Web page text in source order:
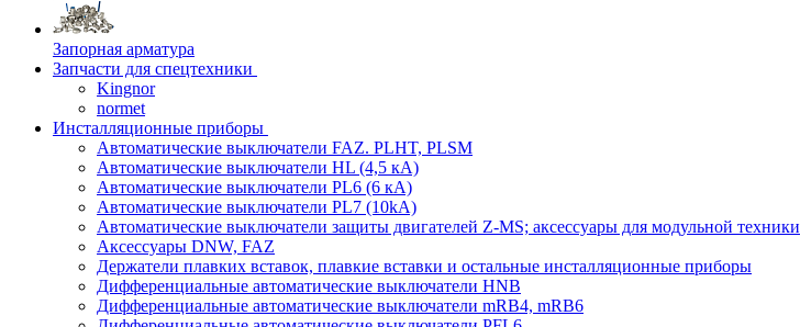
Запорная арматура
Запчасти для спецтехники
Kingnor
normet
Инсталляционные приборы
Автоматические выключатели FAZ. PLHT, PLSM
Автоматические выключатели HL (4,5 кА)
Автоматические выключатели PL6 (6 кА)
Автоматические выключатели PL7 (10kA)
Автоматические выключатели защиты двигателей Z-MS; аксессуары для модульной техники
Аксессуары DNW, FAZ
Держатели плавких вставок, плавкие вставки и остальные инсталляционные приборы
Дифференциальные автоматические выключатели HNB
Дифференциальные автоматические выключатели mRB4, mRB6